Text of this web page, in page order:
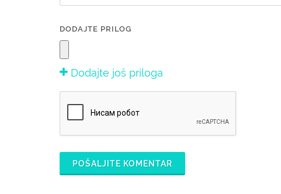
DODAJTE PRILOG
Dodajte još priloga
POŠALJITE KOMENTAR